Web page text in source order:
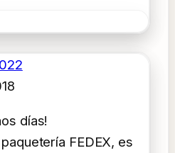
días!
FEDEX, es